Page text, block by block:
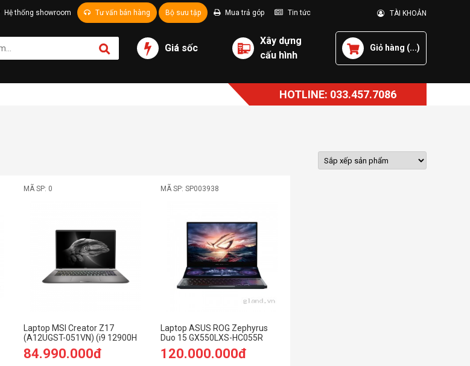
Hệ thống showroom Tư vấn bán hàng Bộ sưu tập Mua trả góp Tin tức TÀI KHOẢN
Giá sốc
Xây dựng
cấu hình
Giỏ hàng (...)
HOTLINE: 033.457.7086
MÃ SP: 0
Laptop MSI Creator Z17
(A12UGST-051VN) (i9 12900H
32GB RAM/2TB
SSD/RTX3070Ti Max Q 8G/17.0
84.990.000đ
MÃ SP: SP003938
Laptop ASUS ROG Zephyrus
Duo 15 GX550LXS-HC055R
120.000.000đ